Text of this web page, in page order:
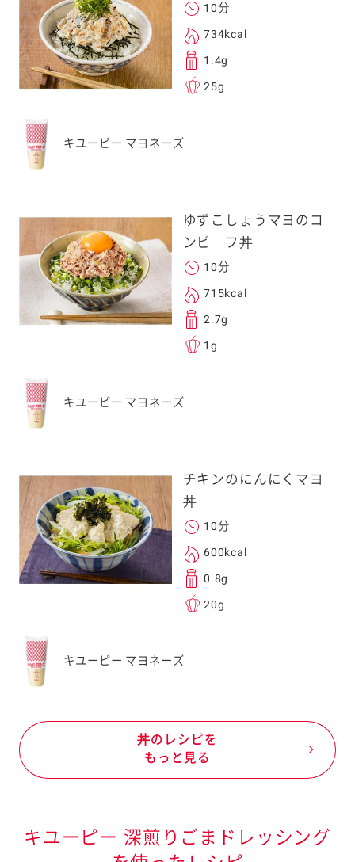
10分
734kcal
1.4g
25g
キユーピー マヨネーズ
ゆずこしょうマヨのコ
ンビ―フ丼
10分
715kcal
2.7g
1g
キユーピー マヨネーズ
チキンのにんにくマヨ
丼
10分
600kcal
0.8g
20g
キユーピー マヨネーズ
丼のレシピを
もっと見る
キユーピー 深煎りごまドレッシング